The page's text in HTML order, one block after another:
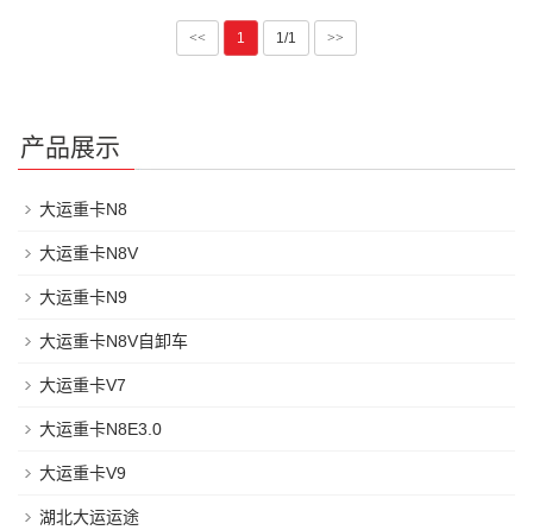
<< 1 1/1 >>
产品展示
大运重卡N8
大运重卡N8V
大运重卡N9
大运重卡N8V自卸车
大运重卡V7
大运重卡N8E3.0
大运重卡V9
湖北大运运途